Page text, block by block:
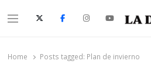
Menu
Home Posts tagged: Plan de invierno